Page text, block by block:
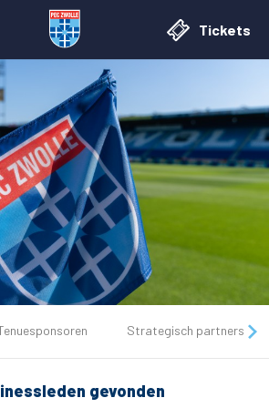
Tickets
Strategisch partners
gevonden